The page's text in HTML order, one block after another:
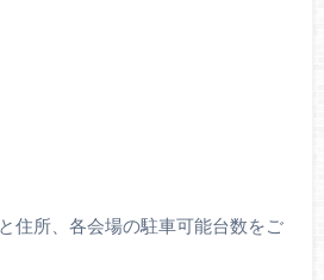
住所、各会場の駐車可能台数をご